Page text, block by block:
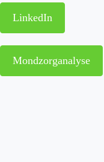
LinkedIn
Mondzorganalyse